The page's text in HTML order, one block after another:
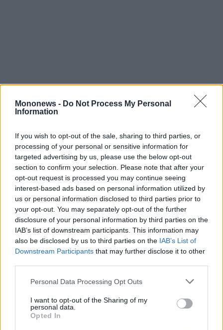
Mononews - Do Not Process My Personal
Information
If you wish to opt-out of the sale, sharing to third parties, or
processing of your personal or sensitive information for
targeted advertising by us, please use the below opt-out
section to confirm your selection. Please note that after your
opt-out request is processed you may continue seeing
interest-based ads based on personal information utilized by
us or personal information disclosed to third parties prior to
your opt-out. You may separately opt-out of the further
disclosure of your personal information by third parties on the
IAB’s list of downstream participants. This information may
also be disclosed by us to third parties on the IAB’s List of
Downstream Participants that may further disclose it to other
Personal Data Processing Opt Outs
I want to opt-out of the Sharing of my
personal data.
Opted In
Στις 8 Αυγούστου αναμένονται τα νέα στοιχεία
του Δείκτη Τιμών Καταναλωτή όπου
αναμένεται να αποτυπωθεί το κλίμα των
τιμών, για τον Ιούλιο, ειδικά στον κλάδο
διατροφής, που είναι και αυτός που
συγκεντρώνει μεγάλο ενδιαφέρον.
Με βάση τα προσωρινά στοιχεία της
Eurostat, τα οποία συνήθως αποτελούν
ο πληθωρισμός εκτιμάται ότι έχει φτάσει στο
3,4% σε ετήσια βάση, από 2,8% έναν μήνα